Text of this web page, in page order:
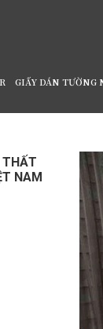
GIẤY DÁN TƯỜNG
Nhật Bản
THẤT
NAM